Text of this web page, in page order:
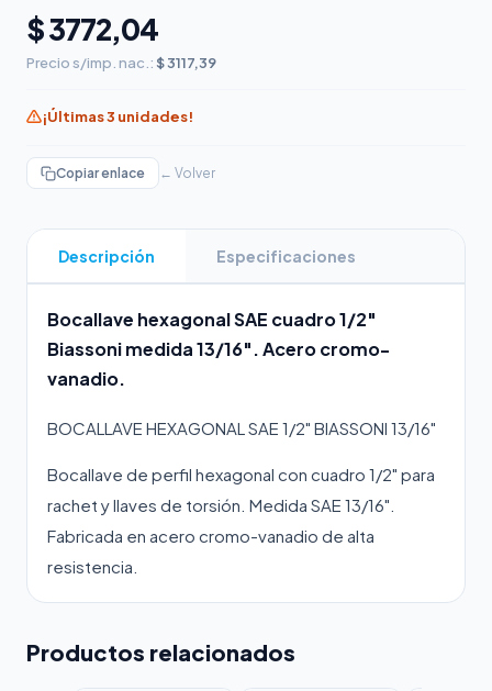
$ 3772,04
Precio s/imp. nac.: $ 3117,39
¡Últimas 3 unidades!
Copiar enlace ← Volver
Descripción Especificaciones
Bocallave hexagonal SAE cuadro 1/2"
Biassoni medida 13/16". Acero cromo-
vanadio.
BOCALLAVE HEXAGONAL SAE 1/2" BIASSONI 13/16"
Bocallave de perfil hexagonal con cuadro 1/2" para
rachet y llaves de torsión. Medida SAE 13/16".
Fabricada en acero cromo-vanadio de alta
resistencia.
Productos relacionados